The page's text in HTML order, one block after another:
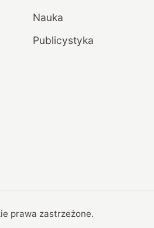
Nauka
Publicystyka
prawa zastrzeżone.